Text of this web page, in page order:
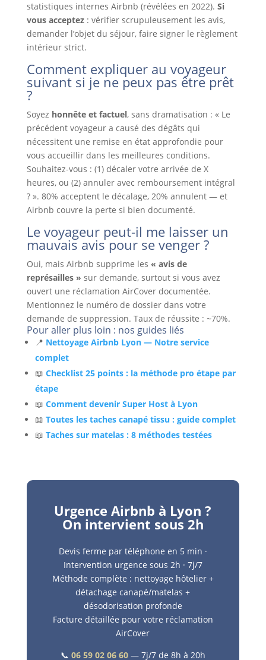
statistiques internes Airbnb (révélées en 2022). Si
vous acceptez: vérifier scrupuleusement les avis,
demander l’objet du séjour, faire signer le règlement
intérieur strict.
Comment expliquer au voyageur
suivant si je ne peux pas être prêt
?
Soyez honnête et factuel, sans dramatisation : « Le
précédent voyageur a causé des dégâts qui
nécessitent une remise en état approfondie pour
vous accueillir dans les meilleures conditions.
Souhaitez-vous : (1) décaler votre arrivée de X
heures, ou (2) annuler avec remboursement intégral
? ». 80% acceptent le décalage, 20% annulent — et
Airbnb couvre la perte si bien documenté.
Le voyageur peut-il me laisser un
mauvais avis pour se venger ?
Oui, mais Airbnb supprime les « avis de
représailles » sur demande, surtout si vous avez
ouvert une réclamation AirCover documentée.
Mentionnez le numéro de dossier dans votre
demande de suppression. Taux de réussite : ~70%.
Pour aller plus loin : nos guides liés
📍 Nettoyage Airbnb Lyon — Notre service
complet
📖 Checklist 25 points : la méthode pro étape par
étape
📖 Comment devenir Super Host à Lyon
📖 Toutes les taches canapé tissu : guide complet
📖 Taches sur matelas : 8 méthodes testées
Urgence Airbnb à Lyon ?
On intervient sous 2h
Devis ferme par téléphone en 5 min ·
Intervention urgence sous 2h · 7j/7
Méthode complète : nettoyage hôtelier +
détachage canapé/matelas +
désodorisation profonde
Facture détaillée pour votre réclamation
AirCover
📞 06 59 02 06 60— 7j/7 de 8h à 20h